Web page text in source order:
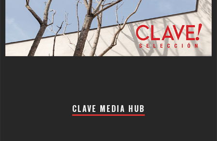
CLAVE MEDIA HUB